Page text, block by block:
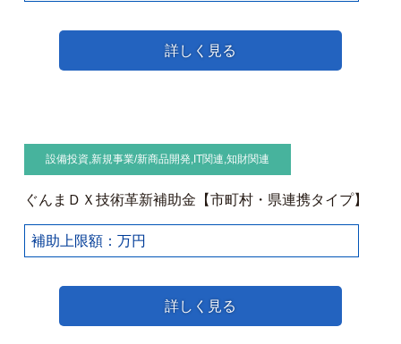
詳しく見る
設備投資,新規事業/新商品開発, IT関連,知財関連
ぐんまＤＸ技術革新補助金【市町村・県連携タイプ】
補助上限額：万円
詳しく見る